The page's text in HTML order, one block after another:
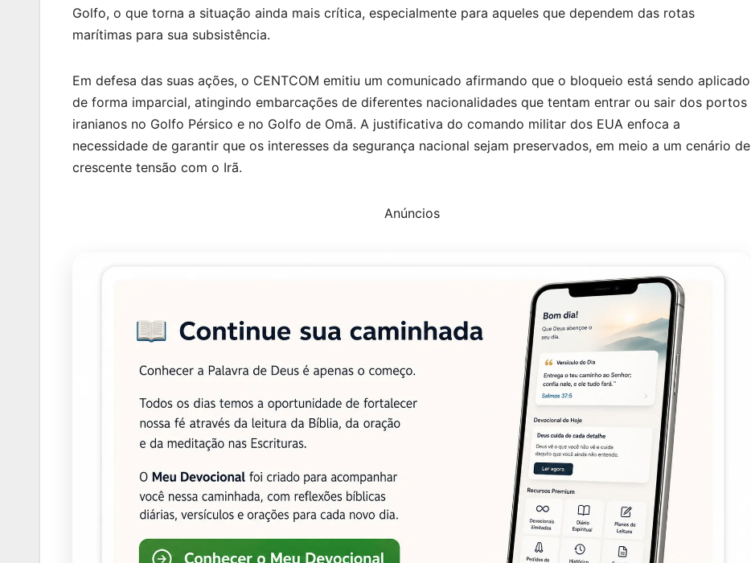
Golfo, o que torna a situação ainda mais crítica, especialmente para aqueles que dependem das rotas
marítimas para sua subsistência.
Em defesa das suas ações, o CENTCOM emitiu um comunicado afirmando que o bloqueio está sendo aplicado
de forma imparcial, atingindo embarcações de diferentes nacionalidades que tentam entrar ou sair dos portos
iranianos no Golfo Pérsico e no Golfo de Omã. A justificativa do comando militar dos EUA enfoca a
necessidade de garantir que os interesses da segurança nacional sejam preservados, em meio a um cenário de
crescente tensão com o Irã.
Anúncios